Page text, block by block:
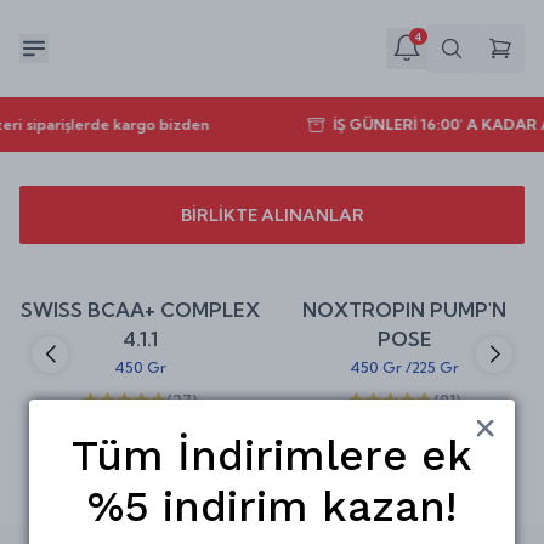
4
siparişlerde kargo bizden İŞ GÜNLERİ 16:00' A KADAR
BİRLİKTE ALINANLAR
indirim
SWISS BCAA+ COMPLEX
4.1.1
450 Gr
(27)
₺ 749.00 ₺ 524.00
indirim
NOXTROPIN PUMP'N
POSE
450 Gr /225 Gr
(91)
₺ 799.00 ₺ 599.00
Tüm İndirimlere ek
%5 indirim kazan!